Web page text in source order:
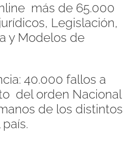
más de 65.000
Legislación,
y Modelos de
40.000 fallos a
del orden Nacional
de los distintos